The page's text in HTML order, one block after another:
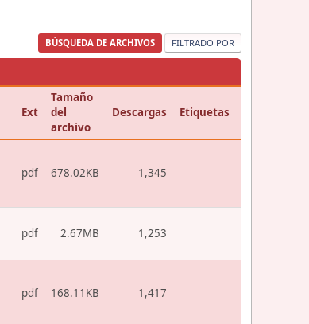
BÚSQUEDA DE ARCHIVOS FILTRADO POR
Ext
Tamaño
del
archivo
Descargas Etiquetas
pdf 678.02KB 1,345
pdf 2.67MB 1,253
pdf 168.11KB 1,417